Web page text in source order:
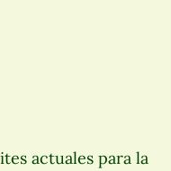
actuales para la